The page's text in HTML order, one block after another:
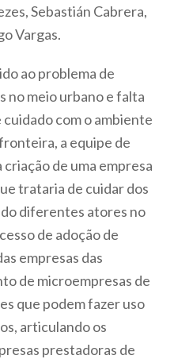
Sebastián Cabrera,
Vargas.
ao problema de
no meio urbano e falta
com o ambiente
a equipe de
de uma empresa
trataria de cuidar dos
diferentes atores no
de adoção de
empresas das
de microempresas de
que podem fazer uso
articulando os
prestadoras de